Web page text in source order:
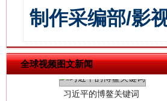
制作采编部/影
全球视频图文新闻
习近平的博鳌关键词